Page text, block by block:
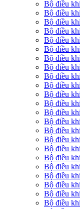
Bộ điều
Bộ điều
Bộ điều
Bộ điều
Bộ điều
Bộ điều
Bộ điều
Bộ điều
Bộ điều
Bộ điều
Bộ điều
Bộ điều
Bộ điều
Bộ điều
Bộ điều
Bộ điều
Bộ điều
Bộ điều
Bộ điều
Bộ điều
Bộ điều
Bộ điều
Bộ điều